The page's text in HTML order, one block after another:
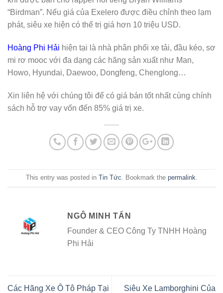
“Birdman”. Nếu giá của Exelero được điều chỉnh theo lạm
phát, siêu xe hiện có thể trị giá hơn 10 triệu USD.
Hoàng Phi Hải hiện tại là nhà phân phối xe tải, đầu kéo, sơ
mi rơ mooc với đa dạng các hãng sản xuất như Man,
Howo, Hyundai, Daewoo, Dongfeng, Chenglong…
Xin liên hệ với chúng tôi để có giá bán tốt nhất cùng chính
sách hỗ trợ vay vốn đến 85% giá trị xe.
This entry was posted in Tin Tức . Bookmark the permalink
NGÔ MINH TẤN
Founder & CEO Công Ty TNHH Hoàng
Phi Hải
Các Hãng Xe Ô Tô Pháp Tại
Siêu Xe Lamborghini Của